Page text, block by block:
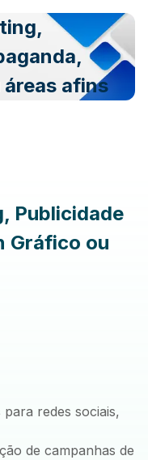
afins
Publicidade
Gráfico ou
redes sociais,
de campanhas de